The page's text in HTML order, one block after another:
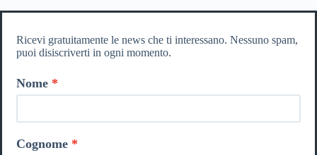
Ricevi gratuitamente le news che ti interessano. Nessuno spam,
puoi disiscriverti in ogni momento.
Nome
Cognome